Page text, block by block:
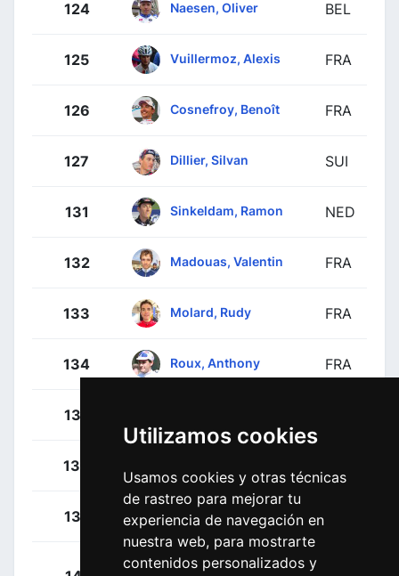
Utilizamos cookies
Usamos cookies y otras técnicas
de rastreo para mejorar tu
experiencia de navegación en
nuestra web, para mostrarte
contenidos personalizados y
124 Naesen, Oliver BEL
125 Vuillermoz, Alexis FRA
126 Cosnefroy, Benoît FRA
127 Dillier, Silvan SUI
131 Sinkeldam, Ramon NED
132 Madouas, Valentin FRA
133 Molard, Rudy FRA
134 Roux, Anthony FRA
135
136
137 Cimolai, Davide
Faria Da Costa, Rui